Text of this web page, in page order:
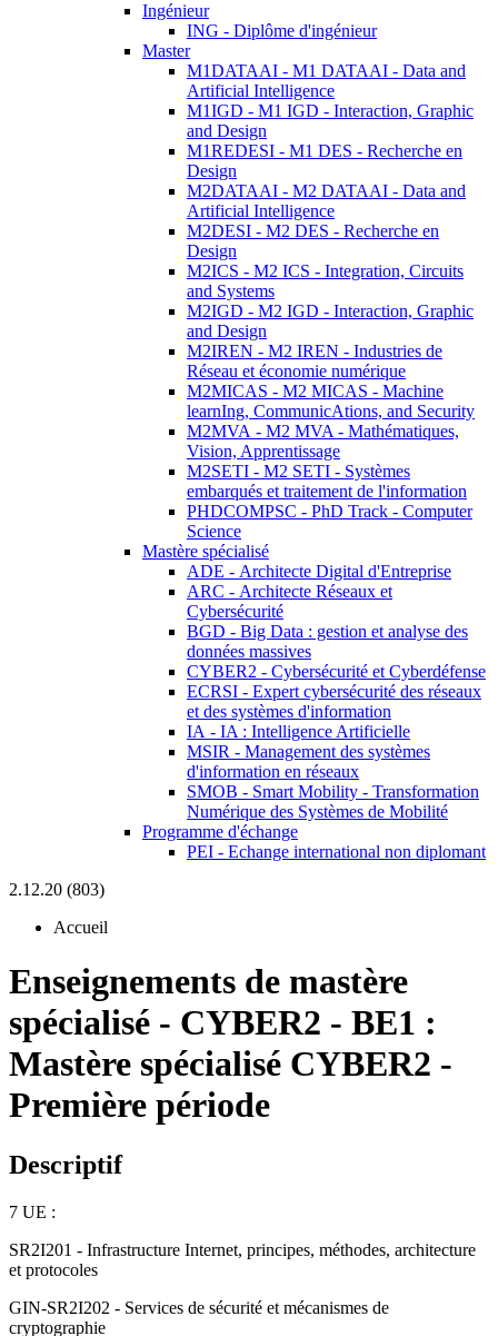
Ingénieur
ING - Diplôme d'ingénieur
Master
M1DATAAI - M1 DATAAI - Data and
Artificial Intelligence
M1IGD - M1 IGD - Interaction, Graphic
and Design
M1REDESI - M1 DES - Recherche en
Design
M2DATAAI - M2 DATAAI - Data and
Artificial Intelligence
M2DESI - M2 DES - Recherche en
Design
M2ICS - M2 ICS - Integration, Circuits
and Systems
M2IGD - M2 IGD - Interaction, Graphic
and Design
M2IREN - M2 IREN - Industries de
Réseau et économie numérique
M2MICAS - M2 MICAS - Machine
learnIng, CommunicAtions, and Security
M2MVA - M2 MVA - Mathématiques,
Vision, Apprentissage
M2SETI - M2 SETI - Systèmes
embarqués et traitement de l'information
PHDCOMPSC - PhD Track - Computer
Science
Mastère spécialisé
ADE - Architecte Digital d'Entreprise
ARC - Architecte Réseaux et
Cybersécurité
BGD - Big Data : gestion et analyse des
données massives
CYBER2 - Cybersécurité et Cyberdéfense
ECRSI - Expert cybersécurité des réseaux
et des systèmes d'information
IA - IA : Intelligence Artificielle
MSIR - Management des systèmes
d'information en réseaux
SMOB - Smart Mobility - Transformation
Numérique des Systèmes de Mobilité
Programme d'échange
PEI - Echange international non diplomant
2.12.20 (803)
Accueil
Enseignements de mastère
spécialisé - CYBER2 - BE1 :
Mastère spécialisé CYBER2 -
Première période
Descriptif
7 UE :
SR2I201 - Infrastructure Internet, principes, méthodes, architecture
et protocoles
GIN-SR2I202 - Services de sécurité et mécanismes de
cryptographie